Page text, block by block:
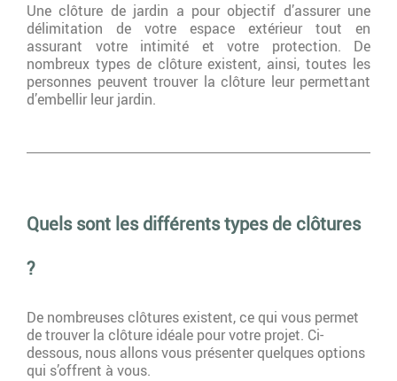
Une clôture de jardin a pour objectif d’assurer une
délimitation de votre espace extérieur tout en
assurant votre intimité et votre protection. De
nombreux types de clôture existent, ainsi, toutes les
personnes peuvent trouver la clôture leur permettant
d’embellir leur jardin.
Quels sont les différents types de clôtures
?
De nombreuses clôtures existent, ce qui vous permet
de trouver la clôture idéale pour votre projet. Ci-
dessous, nous allons vous présenter quelques options
qui s’offrent à vous.